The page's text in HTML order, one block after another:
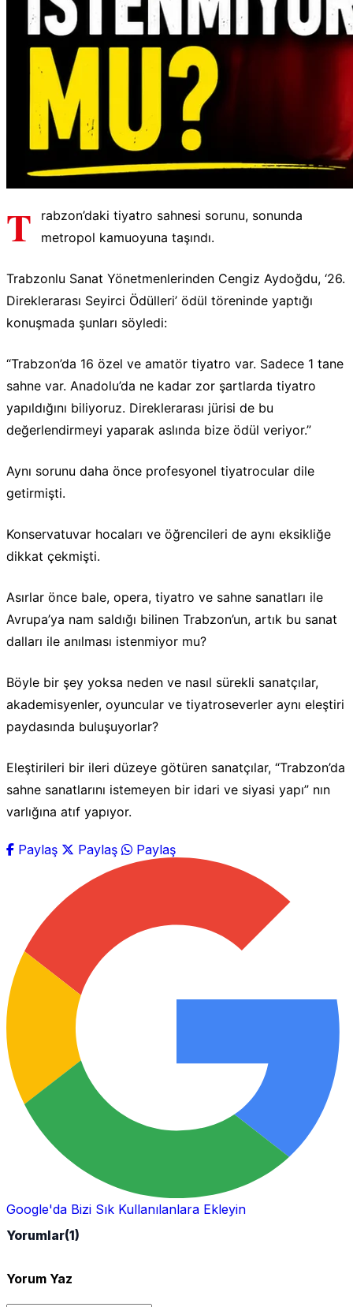
T
rabzon’daki tiyatro sahnesi sorunu, sonunda
metropol kamuoyuna taşındı.
Trabzonlu Sanat Yönetmenlerinden Cengiz Aydoğdu, ‘26.
Direklerarası Seyirci Ödülleri’ ödül töreninde yaptığı
konuşmada şunları söyledi:
“Trabzon’da 16 özel ve amatör tiyatro var. Sadece 1 tane
sahne var. Anadolu’da ne kadar zor şartlarda tiyatro
yapıldığını biliyoruz. Direklerarası jürisi de bu
değerlendirmeyi yaparak aslında bize ödül veriyor.”
Aynı sorunu daha önce profesyonel tiyatrocular dile
getirmişti.
Konservatuvar hocaları ve öğrencileri de aynı eksikliğe
dikkat çekmişti.
Asırlar önce bale, opera, tiyatro ve sahne sanatları ile
Avrupa’ya nam saldığı bilinen Trabzon’un, artık bu sanat
dalları ile anılması istenmiyor mu?
Böyle bir şey yoksa neden ve nasıl sürekli sanatçılar,
akademisyenler, oyuncular ve tiyatroseverler aynı eleştiri
paydasında buluşuyorlar?
Eleştirileri bir ileri düzeye götüren sanatçılar, “Trabzon’da
sahne sanatlarını istemeyen bir idari ve siyasi yapı” nın
varlığına atıf yapıyor.
Paylaş Paylaş Paylaş
Google'da Bizi Sık Kullanılanlara Ekleyin
Yorumlar(1)
Yorum Yaz